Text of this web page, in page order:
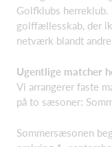
Golfklubs herreklub.
golffællesskab, der
netværk blandt
Ugentlige matcher
Vi arrangerer faste
på to sæsoner:
Sommersæsonen